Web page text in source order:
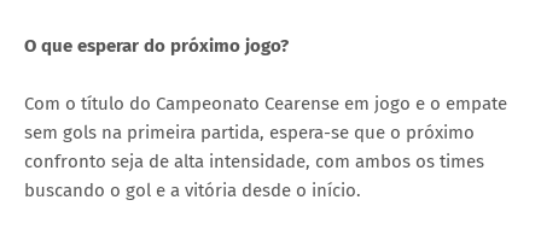
O que esperar do próximo jogo?
Com o título do Campeonato Cearense em jogo e o empate
sem gols na primeira partida, espera-se que o próximo
confronto seja de alta intensidade, com ambos os times
buscando o gol e a vitória desde o início.